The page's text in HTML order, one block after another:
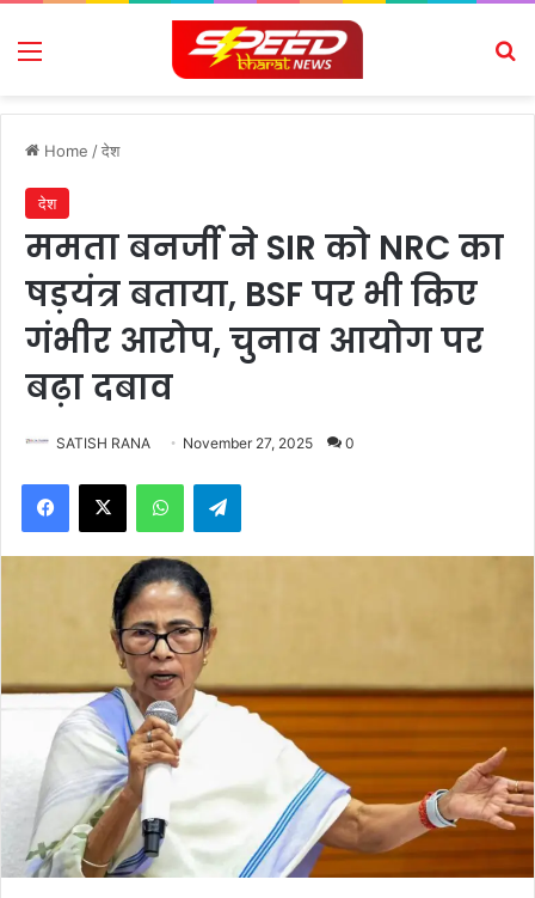
Menu
Home /देश
देश
ममता बनर्जी ने SIR को NRC का
षड़यंत्र बताया, BSF पर भी किए
गंभीर आरोप, चुनाव आयोग पर
बढ़ा दबाव
SATISH RANA November 27, 2025 0
Facebook
X WhatsAppTelegram